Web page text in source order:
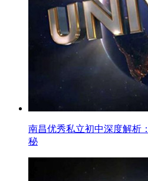
南昌优秀私立初中深度解析
秘